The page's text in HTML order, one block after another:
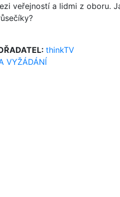
veřejností a lidmi z oboru.
thinkTV
VYŽÁDÁNÍ